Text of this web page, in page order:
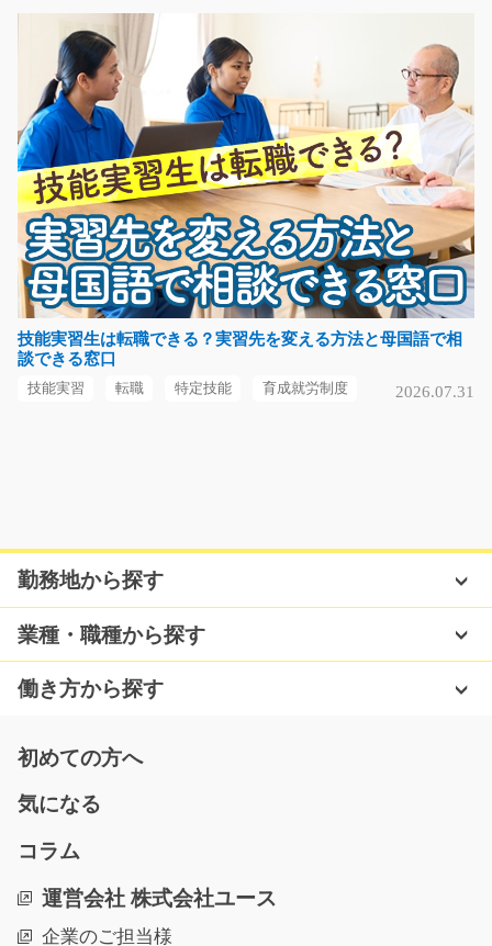
ます！／ ～*～*…
長期（3ヶ月以上）
時給1700円
東京都大田区
気になる
アメニティーグッズの梱包作業/i02_01478
急募
物流倉庫内で、アメニティーグッズや化粧品のピッキン
グ・梱包作業をお任…
長期（3ヶ月以上）
時給1,300円
アルミ製品を液体に浸けたり拭いたり/g02_00082
急募
未経験から始められる工場内でのカンタン作業♪アルミ製
品を液体に浸してス…
長期（3ヶ月以上）
時給1300円～
急募
《経験が活かせる！！中型運転免許保持者の方必見☆
技能実習生は転職できる？実習先を変える方法と母国語で相
談できる窓口
技能実習 転職 特定技能 育成就労制度 2026.07.31
勤務地から探す
業種・職種から探す
働き方から探す
初めての方へ
気になる
コラム
運営会社 株式会社ユース
企業のご担当様